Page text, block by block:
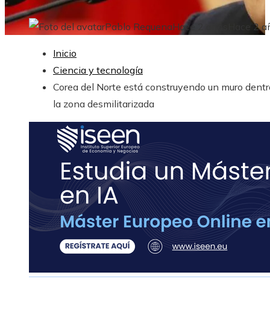
Pablo RequenaHace 2 años Hace 2
Inicio
Ciencia y tecnología
Corea del Norte está construyendo un muro
la zona desmilitarizada